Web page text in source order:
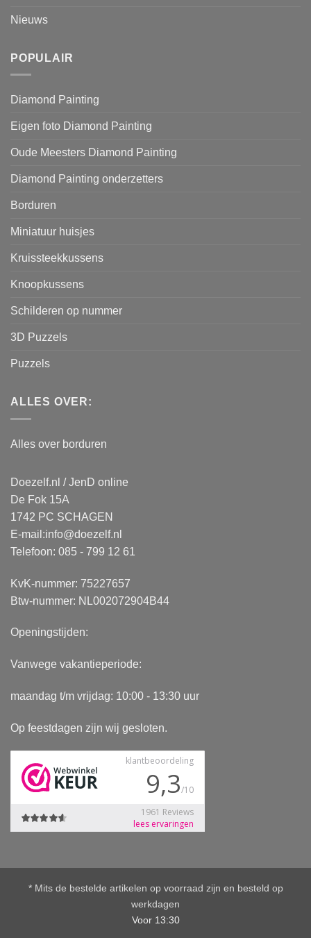
Nieuws
POPULAIR
Diamond Painting
Eigen foto Diamond Painting
Oude Meesters Diamond Painting
Diamond Painting onderzetters
Borduren
Miniatuur huisjes
Kruissteekkussens
Knoopkussens
Schilderen op nummer
3D Puzzels
Puzzels
ALLES OVER:
Alles over borduren
Doezelf.nl / JenD online
De Fok 15A
1742 PC SCHAGEN
E-mail:info@doezelf.nl
Telefoon: 085 - 799 12 61
KvK-nummer: 75227657
Btw-nummer: NL002072904B44
Openingstijden:
Vanwege vakantieperiode:
maandag t/m vrijdag: 10:00 - 13:30 uur
Op feestdagen zijn wij gesloten.
* Mits de bestelde artikelen op voorraad zijn en besteld op
werkdagen
Voor 13:30